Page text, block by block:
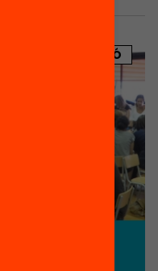
PUBLICACIÓ